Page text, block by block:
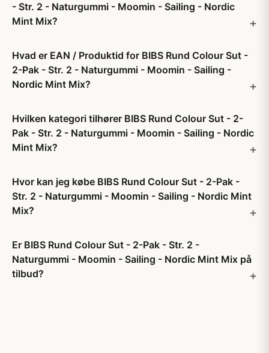
- Str. 2 - Naturgummi - Moomin - Sailing - Nordic
Mint Mix?
Hvad er EAN / Produktid for BIBS Rund Colour Sut -
2-Pak - Str. 2 - Naturgummi - Moomin - Sailing -
Nordic Mint Mix?
Hvilken kategori tilhører BIBS Rund Colour Sut - 2-
Pak - Str. 2 - Naturgummi - Moomin - Sailing - Nordic
Mint Mix?
Hvor kan jeg købe BIBS Rund Colour Sut - 2-Pak -
Str. 2 - Naturgummi - Moomin - Sailing - Nordic Mint
Mix?
Er BIBS Rund Colour Sut - 2-Pak - Str. 2 -
Naturgummi - Moomin - Sailing - Nordic Mint Mix på
tilbud?